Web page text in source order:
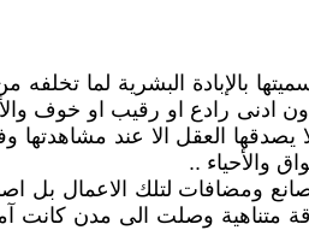
البشرية لما تخلفه
رادع او رقيب او خوف
محدثة اضرارا لا يمكن تخيلها ولا يصدقها
والأحياء ..
ومضافات لتلك الاعمال بل
متناهية وصلت الى مدن كانت